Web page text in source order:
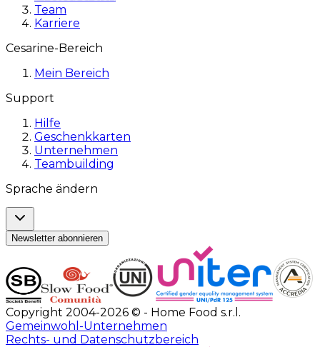
Team
Karriere
Cesarine-Bereich
Mein Bereich
Support
Hilfe
Geschenkkarten
Unternehmen
Teambuilding
Sprache ändern
Newsletter abonnieren
Copyright 2004-2026 © - Home Food s.r.l.
Gemeinwohl-Unternehmen
Rechts- und Datenschutzbereich